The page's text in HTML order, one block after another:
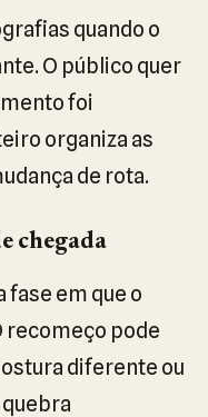
quando o
O público quer
foi
organiza as
de rota.
chegada
em que o
recomeço pode
diferente ou